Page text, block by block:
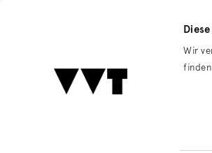
Wir
Ihre Fahrt Linienübersicht &